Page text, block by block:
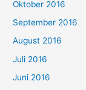
Oktober 2016
September 2016
August 2016
Juli 2016
Juni 2016